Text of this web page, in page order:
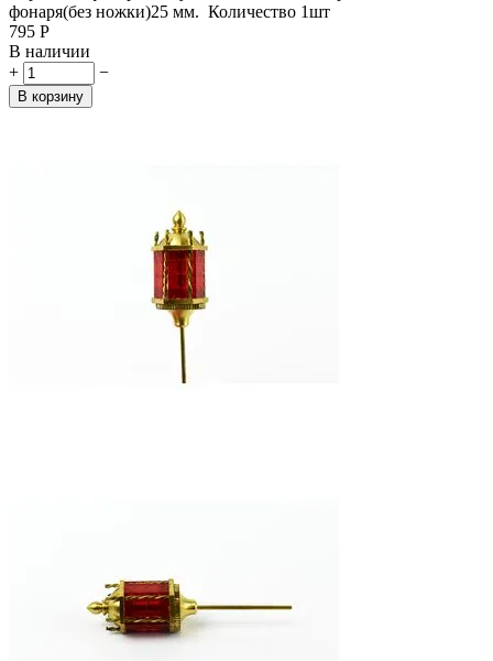
фонаря(без ножки)25 мм. Количество 1шт
‍795‍ Р
В наличии
+
−
В корзину